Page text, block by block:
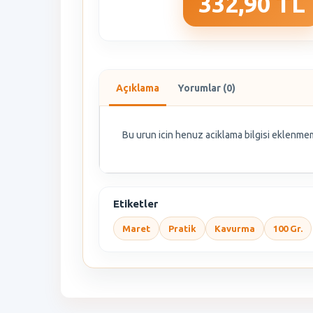
Açıklama Yorumlar (0)
Bu urun icin henuz aciklama bilgisi
Etiketler
Maret Pratik Kavurma 100 Gr.